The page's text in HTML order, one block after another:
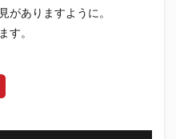
がありますように。
す。
君盃酒造
土井酒造場
焼きそば
富士錦酒造
小野友樹